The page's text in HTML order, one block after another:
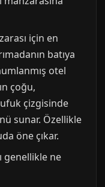
için en
batıya
otel
çoğu,
çizgisinde
sunar. Özellikle
öne çıkar.
genellikle ne